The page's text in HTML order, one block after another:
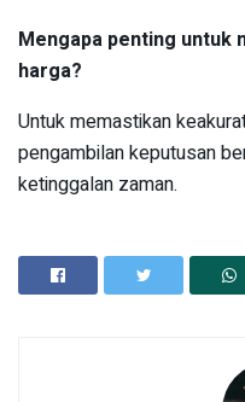
Mengapa penting
harga?
Untuk memastikan
pengambilan keputusan
ketinggalan zaman.